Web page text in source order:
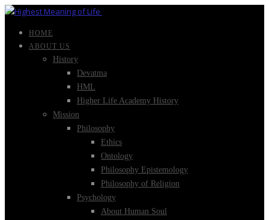
HOME
ABOUT US
History
Devatma
HML
Higher Life Academy History
Mission
Philosophy
Ethics
Ontology
Philosophy Epistemology
Philosophy of Religion
Psychology
About Human Soul